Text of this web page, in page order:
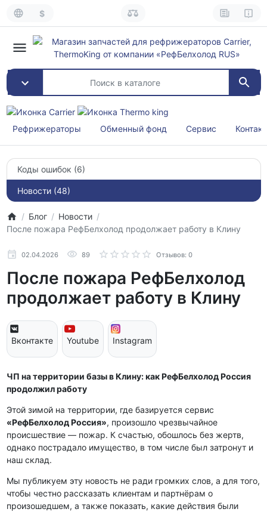
$
Рефрижераторы Обменный фонд Сервис
Коды ошибок (6)
Новости (48)
Блог
Новости
После пожара РефБелхолод продолжает работу в Клину
02.04.2026 89 Отзывов: 0
После пожара РефБелхолод
продолжает работу в Клину
Вконтакте Youtube Instagram
ЧП на территории базы в Клину: как РефБелхолод Россия
продолжил работу
Этой зимой на территории, где базируется сервис
«РефБелхолод Россия», произошло чрезвычайное
происшествие — пожар. К счастью, обошлось без жертв,
однако пострадало имущество, в том числе был затронут и
наш склад.
Мы публикуем эту новость не ради громких слов, а для того,
чтобы честно рассказать клиентам и партнёрам о
произошедшем, а также показать, какие действия были